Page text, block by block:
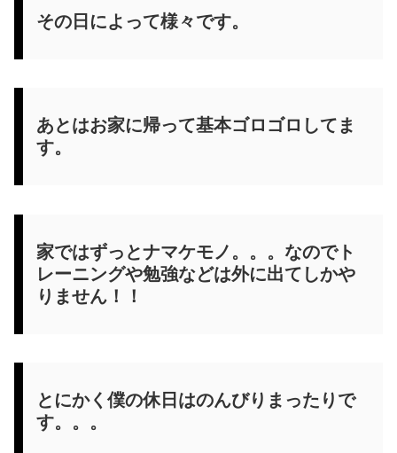
その日によって様々です。
あとはお家に帰って基本ゴロゴロしてま
す。
家ではずっとナマケモノ。。。なのでト
レーニングや勉強などは外に出てしかや
りません！！
とにかく僕の休日はのんびりまったりで
す。。。